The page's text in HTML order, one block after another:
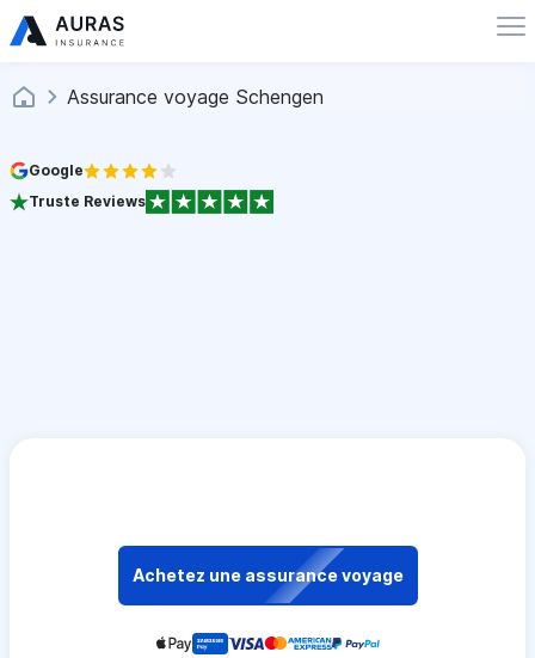
Assurance voyage Schengen
Google
Truste Reviews
Achetez une assurance voyage